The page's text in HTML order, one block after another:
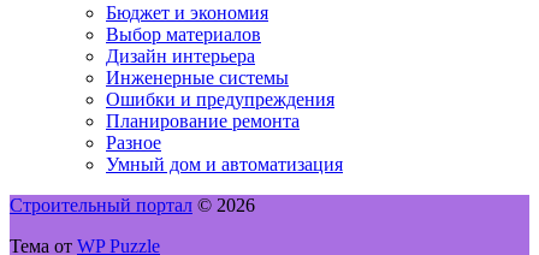
Бюджет и экономия
Выбор материалов
Дизайн интерьера
Инженерные системы
Ошибки и предупреждения
Планирование ремонта
Разное
Умный дом и автоматизация
Строительный портал © 2026
Тема от WP Puzzle